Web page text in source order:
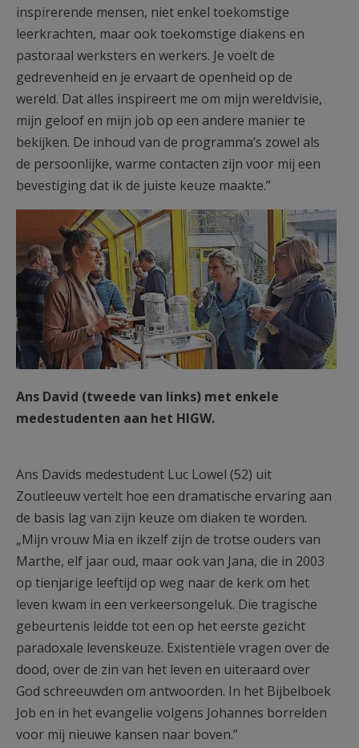
inspirerende mensen, niet enkel toekomstige
leerkrachten, maar ook toekomstige diakens en
pastoraal werksters en werkers. Je voelt de
gedrevenheid en je ervaart de openheid op de
wereld. Dat alles inspireert me om mijn wereldvisie,
mijn geloof en mijn job op een andere manier te
bekijken. De inhoud van de programma’s zowel als
de persoonlijke, warme contacten zijn voor mij een
bevestiging dat ik de juiste keuze maakte.”
Screen Shot 235.png
Ans David (tweede van links) met enkele
medestudenten aan het HIGW.
Ans Davids medestudent Luc Lowel (52) uit
Zoutleeuw vertelt hoe een dramatische ervaring aan
de basis lag van zijn keuze om diaken te worden.
„Mijn vrouw Mia en ikzelf zijn de trotse ouders van
Marthe, elf jaar oud, maar ook van Jana, die in 2003
op tienjarige leeftijd op weg naar de kerk om het
leven kwam in een verkeersongeluk. Die tragische
gebeurtenis leidde tot een op het eerste gezicht
paradoxale levenskeuze. Existentiële vragen over de
dood, over de zin van het leven en uiteraard over
God schreeuwden om antwoorden. In het Bijbelboek
Job en in het evangelie volgens Johannes borrelden
voor mij nieuwe kansen naar boven.”